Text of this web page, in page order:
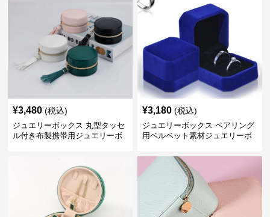
¥3,480 (税込)
ジュエリーボックス 丸型タッセ
ル付き布製携帯用ジュエリーボ
¥3,180 (税込)
ジュエリーボックス ペアリング
用ベルベット素材ジュエリーボ